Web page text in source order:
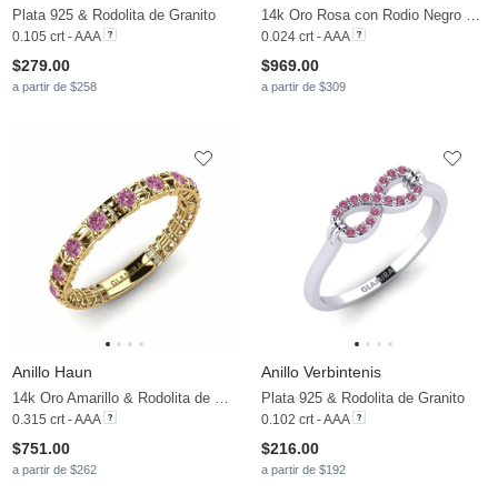
Plata 925 & Rodolita de Granito
0.105 crt - AAA
$279.00
a partir de $258
0.024 crt - AAA
$969.00
a partir de $309
Anillo Haun
0.315 crt - AAA
$751.00
a partir de $262
Anillo Verbintenis
Plata 925 & Rodolita de Granito
0.102 crt - AAA
$216.00
a partir de $192